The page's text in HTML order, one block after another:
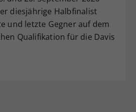
diesjährige Halbfinalist
und letzte Gegner auf dem
Qualifikation für die Davis